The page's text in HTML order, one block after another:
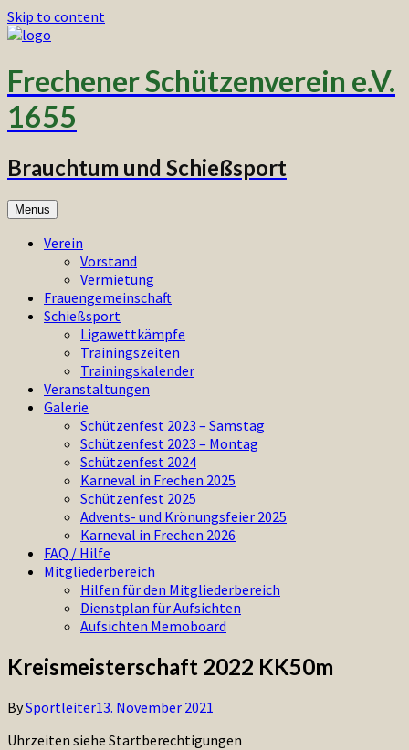
Skip to content
Frechener Schützenverein e.V.
1655
Brauchtum und Schießsport
Menus
Verein
Vorstand
Vermietung
Frauengemeinschaft
Schießsport
Ligawettkämpfe
Trainingszeiten
Trainingskalender
Veranstaltungen
Galerie
Schützenfest 2023 – Samstag
Schützenfest 2023 – Montag
Schützenfest 2024
Karneval in Frechen 2025
Schützenfest 2025
Advents- und Krönungsfeier 2025
Karneval in Frechen 2026
FAQ / Hilfe
Mitgliederbereich
Hilfen für den Mitgliederbereich
Dienstplan für Aufsichten
Aufsichten Memoboard
Kreismeisterschaft 2022 KK50m
BySportleiter13. November 2021
Uhrzeiten siehe Startberechtigungen